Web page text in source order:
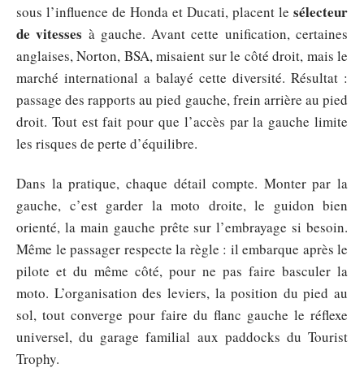
sous l’influence de Honda et Ducati, placent le sélecteur
de vitesses à gauche. Avant cette unification, certaines
anglaises, Norton, BSA, misaient sur le côté droit, mais le
marché international a balayé cette diversité. Résultat :
passage des rapports au pied gauche, frein arrière au pied
droit. Tout est fait pour que l’accès par la gauche limite
les risques de perte d’équilibre.
Dans la pratique, chaque détail compte. Monter par la
gauche, c’est garder la moto droite, le guidon bien
orienté, la main gauche prête sur l’embrayage si besoin.
Même le passager respecte la règle : il embarque après le
pilote et du même côté, pour ne pas faire basculer la
moto. L’organisation des leviers, la position du pied au
sol, tout converge pour faire du flanc gauche le réflexe
universel, du garage familial aux paddocks du Tourist
Trophy.